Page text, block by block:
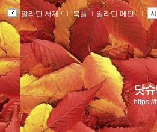
알라딘 서재 ｌ북플ｌ 알라딘 메인 ｌ
닷